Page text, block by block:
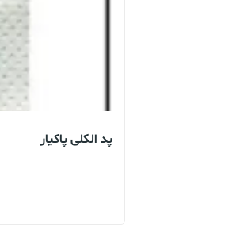
پد الکلی پاکیار